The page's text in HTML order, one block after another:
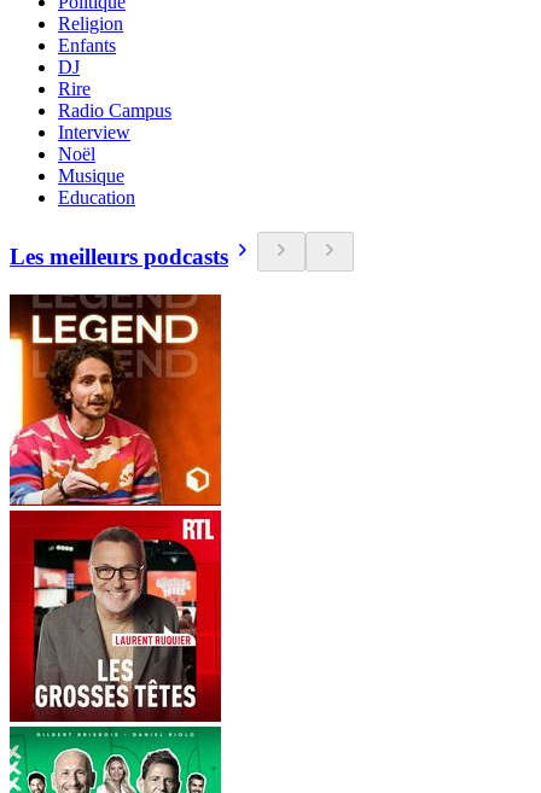
Religion
Enfants
DJ
Rire
Radio Campus
Interview
Noël
Musique
Education
Les meilleurs podcasts